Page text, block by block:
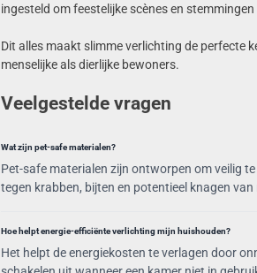
ingesteld om feestelijke scènes en
Dit alles maakt slimme verlichting de perfecte
menselijke als dierlijke bewoners.
Veelgestelde vragen
Wat zijn pet-safe materialen?
Pet-safe materialen zijn ontworpen om veilig
tegen krabben, bijten en potentieel knagen
Hoe helpt energie-efficiënte verlichting mijn huishouden?
Het helpt de energiekosten te verlagen door